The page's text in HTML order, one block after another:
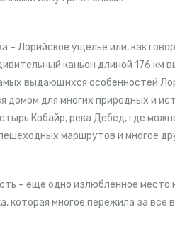
– Лорийское ущелье или, как
каньон длиной 176 км
выдающихся особенностей
домом для многих природных и
Кобайр, река Дебед, где
маршрутов и многое
– еще одно излюбленное место
которая многое пережила за все